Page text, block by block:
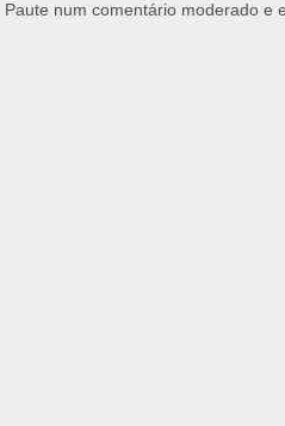
Paute num comentário moderado e